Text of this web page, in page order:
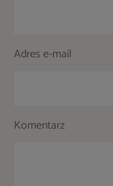
Adres e-mail
Komentarz